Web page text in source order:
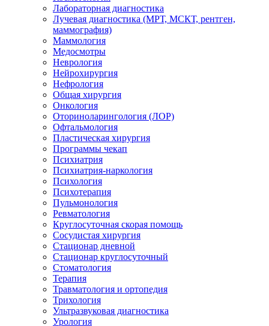
Лабораторная диагностика
Лучевая диагностика (МРТ, МСКТ, рентген,
маммография)
Маммология
Медосмотры
Неврология
Нейрохирургия
Нефрология
Общая хирургия
Онкология
Оториноларингология (ЛОР)
Офтальмология
Пластическая хирургия
Программы чекап
Психиатрия
Психиатрия-наркология
Психология
Психотерапия
Пульмонология
Ревматология
Круглосуточная скорая помощь
Сосудистая хирургия
Стационар дневной
Стационар круглосуточный
Стоматология
Терапия
Травматология и ортопедия
Трихология
Ультразвуковая диагностика
Урология